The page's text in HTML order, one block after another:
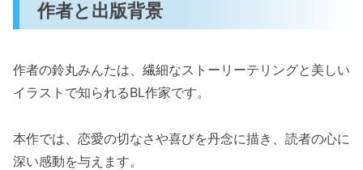
作者と出版背景
作者の鈴丸みんたは、繊細なストーリーテリングと美しい
イラストで知られるBL作家です。
本作では、恋愛の切なさや喜びを丹念に描き、読者の心に
深い感動を与えます。